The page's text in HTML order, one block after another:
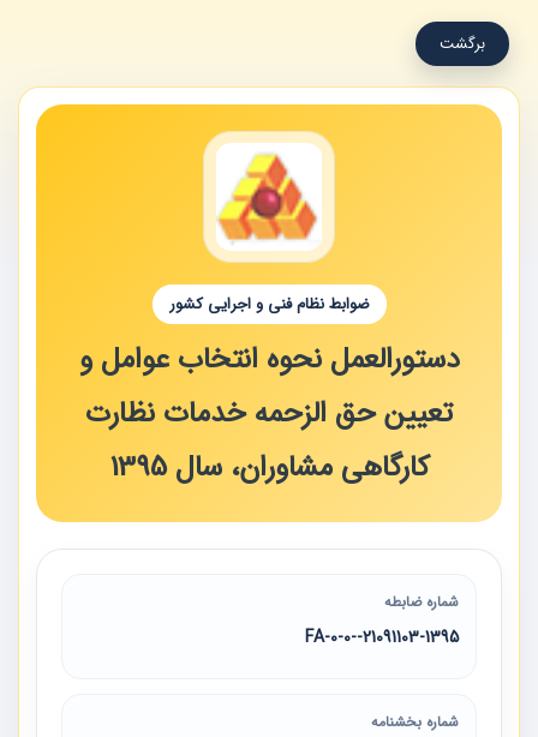
برگشت
ضوابط نظام فنی و اجرایی کشور
دستورالعمل نحوه انتخاب عوامل و
تعیین حق الزحمه خدمات نظارت
کارگاهی مشاوران، سال 1395
شماره ضابطه
21091103-1395--0-0-FA
شماره بخشنامه